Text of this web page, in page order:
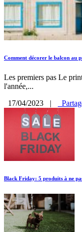
Comment décorer le balcon au
Les premiers pas Le
l'année,...
17/04/2023
|
Black Friday: 5 produits à ne